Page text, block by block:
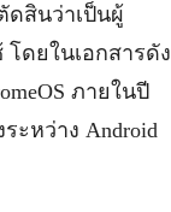
ดสินว่าเป็นผู้
โดยในเอกสารดัง
ภายในปี
ะหว่าง Android